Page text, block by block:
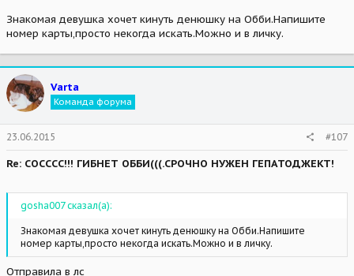
Знакомая девушка хочет кинуть денюшку на Обби.Напишите
номер карты,просто некогда искать.Можно и в личку.
Varta
Команда форума
23.06.2015 #107
Re: СОСССС!!! ГИБНЕТ ОББИ(((.СРОЧНО НУЖЕН ГЕПАТОДЖЕКТ!
gosha007 сказал(а):
Знакомая девушка хочет кинуть денюшку на Обби.Напишите
номер карты,просто некогда искать.Можно и в личку.
Отправила в лс